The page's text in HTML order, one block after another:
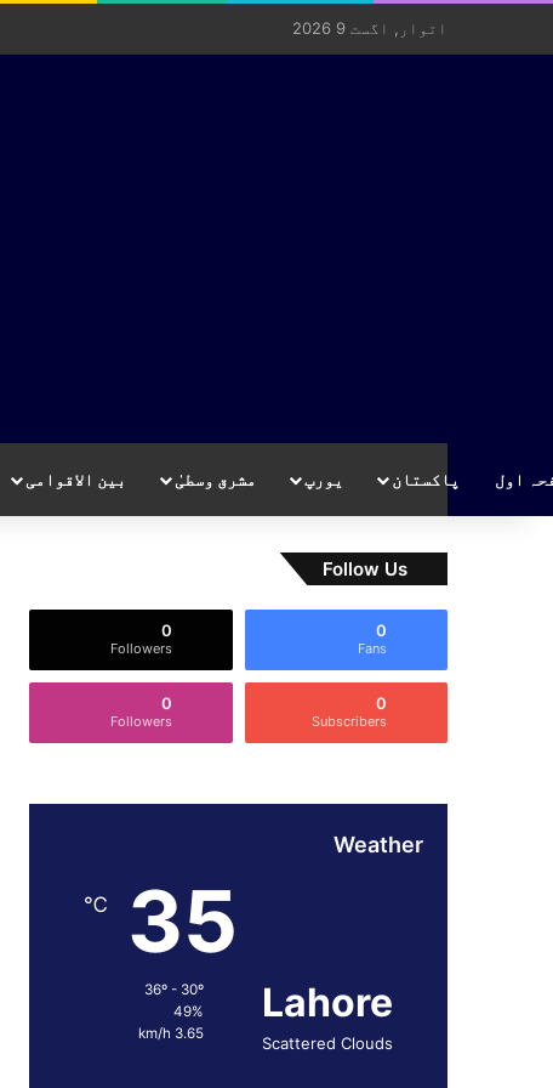
اتوار, اگست 9 2026
اول پاکستان یورپ مشرق وسطیٰ بین الاقوامی
Follow Us
0
Fans
0
Followers
0
Subscribers
0
Followers
Weather
Lahore
Scattered Clouds
35
℃
49%
3.65 km/h